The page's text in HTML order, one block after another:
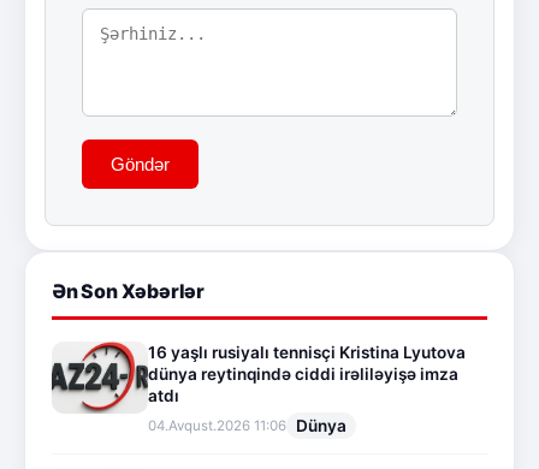
Göndər
Ən Son Xəbərlər
16 yaşlı rusiyalı tennisçi Kristina Lyutova
dünya reytinqində ciddi irəliləyişə imza
atdı
04.Avqust.2026 11:06 Dünya